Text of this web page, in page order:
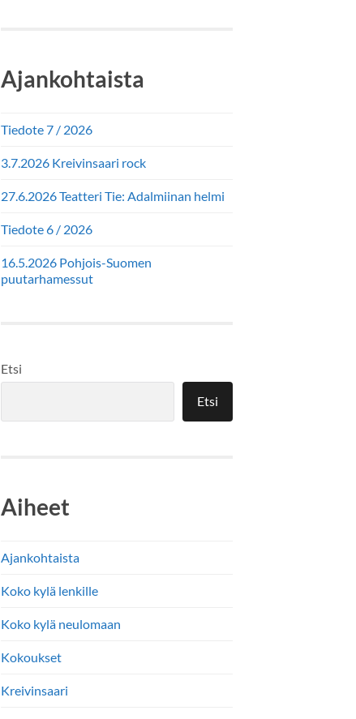
Ajankohtaista
Tiedote 7 / 2026
3.7.2026 Kreivinsaari rock
27.6.2026 Teatteri Tie: Adalmiinan helmi
Tiedote 6 / 2026
16.5.2026 Pohjois-Suomen
puutarhamessut
Etsi
Etsi
Aiheet
Ajankohtaista
Koko kylä lenkille
Koko kylä neulomaan
Kokoukset
Kreivinsaari